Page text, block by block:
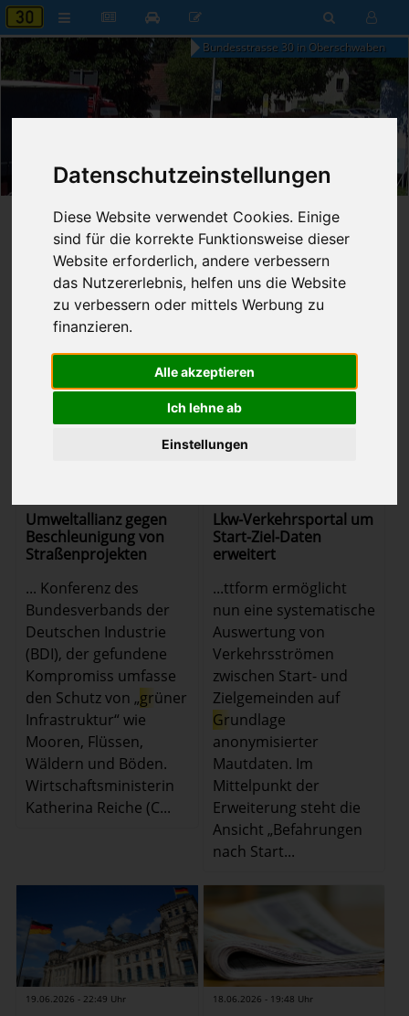
Datenschutzeinstellungen
Diese Website verwendet Cookies. Einige
sind für die korrekte Funktionsweise dieser
Website erforderlich, andere verbessern
das Nutzererlebnis, helfen uns die Website
zu verbessern oder mittels Werbung zu
finanzieren.
Alle akzeptieren
Ich lehne ab
Einstellungen
Bundesstrasse 30 in Oberschwaben
Samstag, 8. August 2026
Startseite»Die Bundesstraße»Politik»Die Grünen
Politik der Grünen
Zurück
1 23 4 5 6 7…
(Bericht
aufSeite 3 von 339
Umweltallianz gegen
Beschleunigung von
Straßenprojekten
... Konferenz des
Bundesverbands der
Deutschen Industrie
(BDI), der gefundene
Kompromiss umfasse
den Schutz von „grüner
Infrastruktur“ wie
Mooren, Flüssen,
Wäldern und Böden.
Wirtschaftsministerin
Katherina Reiche (C...
Lkw-Verkehrsportal um
Start-Ziel-Daten
erweitert
...ttform ermöglicht
nun eine systematische
Auswertung von
Verkehrsströmen
zwischen Start- und
Zielgemeinden auf
Grundlage
anonymisierter
Mautdaten. Im
Mittelpunkt der
Erweiterung steht die
Ansicht „Befahrungen
nach Start...
19.06.2026 - 22:49 Uhr 18.06.2026 - 19:48 Uhr